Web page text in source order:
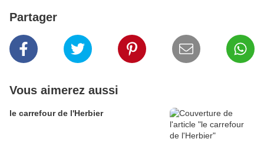
Partager
Vous aimerez aussi
le carrefour de l'Herbier